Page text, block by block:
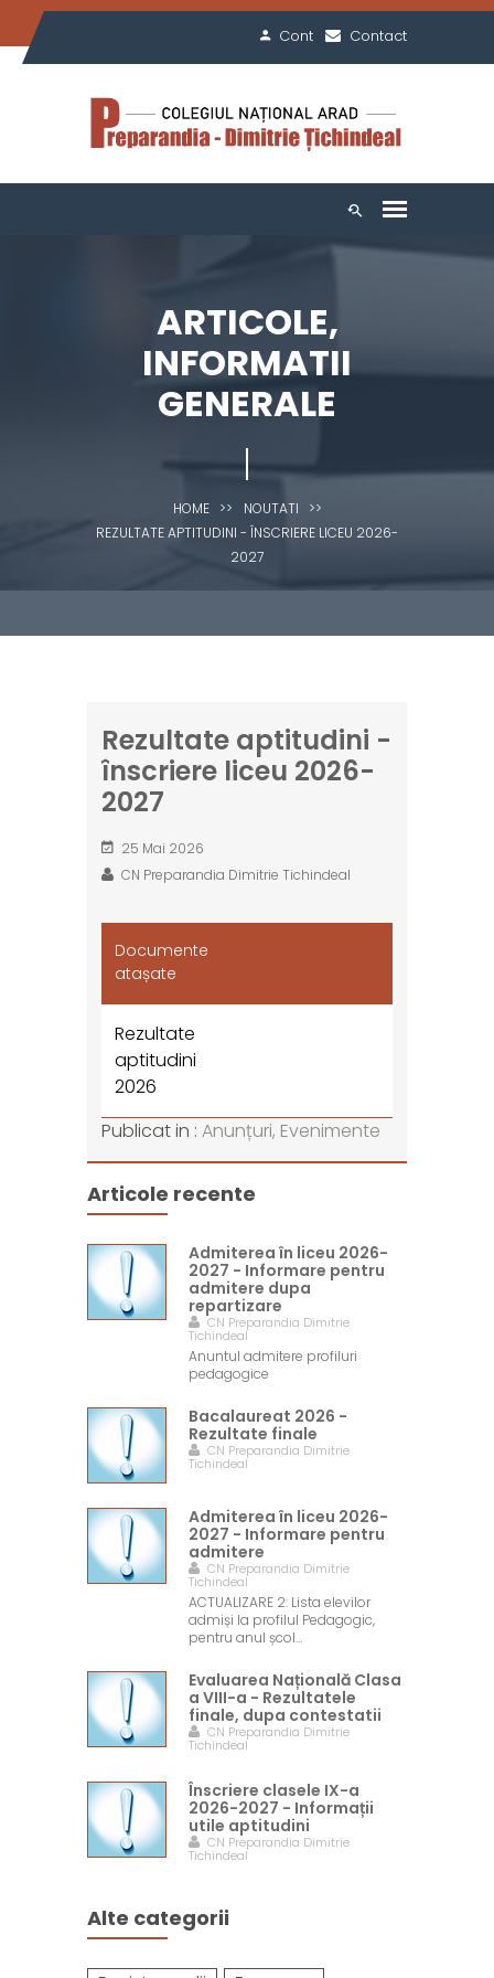
Cont Contact
ARTICOLE,
INFORMATII
GENERALE
HOME>> NOUTATI
>>
REZULTATE APTITUDINI - ÎNSCRIERE LICEU 2026-
2027
Rezultate aptitudini -
înscriere liceu 2026-
2027
25 Mai 2026
CN Preparandia Dimitrie Tichindeal
Documente
atașate
Rezultate
aptitudini
2026
Publicat in : Anunțuri, Evenimente
Articole recente
Admiterea în liceu 2026-
2027 - Informare pentru
admitere dupa
repartizare
CN Preparandia Dimitrie
Tichindeal
Anuntul admitere profiluri
pedagogice
Bacalaureat 2026 -
Rezultate finale
CN Preparandia Dimitrie
Tichindeal
Admiterea în liceu 2026-
2027 - Informare pentru
admitere
CN Preparandia Dimitrie
Tichindeal
ACTUALIZARE 2: Lista elevilor
admiși la profilul Pedagogic,
pentru anul școl…
Evaluarea Națională Clasa
a VIII-a - Rezultatele
finale, dupa contestatii
CN Preparandia Dimitrie
Tichindeal
Înscriere clasele IX-a
2026-2027 - Informații
utile aptitudini
CN Preparandia Dimitrie
Tichindeal
Alte categorii